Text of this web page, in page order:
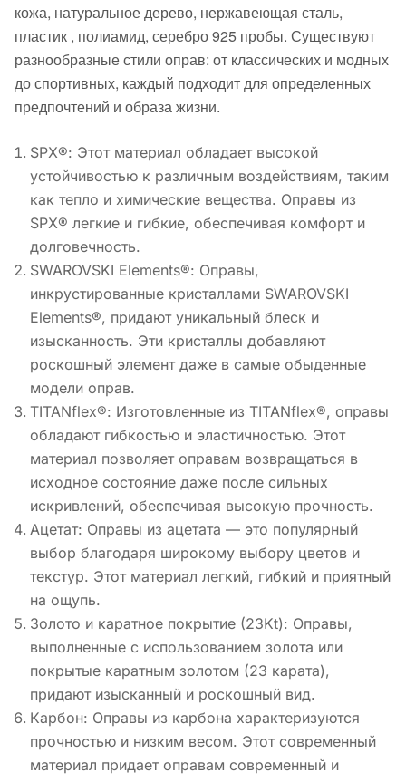
кожа, натуральное дерево, нержавеющая сталь,
пластик , полиамид, серебро 925 пробы. Существуют
разнообразные стили оправ: от классических и модных
до спортивных, каждый подходит для определенных
предпочтений и образа жизни.
SPX®: Этот материал обладает высокой
устойчивостью к различным воздействиям, таким
как тепло и химические вещества. Оправы из
SPX® легкие и гибкие, обеспечивая комфорт и
долговечность.
SWAROVSKI Elements®: Оправы,
инкрустированные кристаллами SWAROVSKI
Elements®, придают уникальный блеск и
изысканность. Эти кристаллы добавляют
роскошный элемент даже в самые обыденные
модели оправ.
TITANflex®: Изготовленные из TITANflex®, оправы
обладают гибкостью и эластичностью. Этот
материал позволяет оправам возвращаться в
исходное состояние даже после сильных
искривлений, обеспечивая высокую прочность.
Ацетат: Оправы из ацетата — это популярный
выбор благодаря широкому выбору цветов и
текстур. Этот материал легкий, гибкий и приятный
на ощупь.
Золото и каратное покрытие (23Kt): Оправы,
выполненные с использованием золота или
покрытые каратным золотом (23 карата),
придают изысканный и роскошный вид.
Карбон: Оправы из карбона характеризуются
прочностью и низким весом. Этот современный
материал придает оправам современный и